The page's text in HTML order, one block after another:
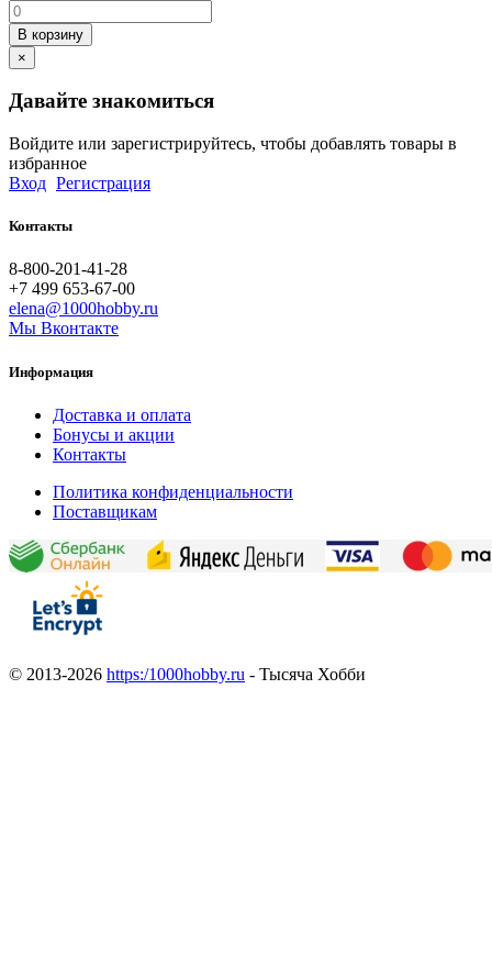
В корзину
×
Давайте знакомиться
Войдите или зарегистрируйтесь, чтобы добавлять товары в
избранное
Вход Регистрация
Контакты
8-800-201-41-28
+7 499 653-67-00
elena@1000hobby.ru
Мы Вконтакте
Информация
Доставка и оплата
Бонусы и акции
Контакты
Политика конфиденциальности
Поставщикам
© 2013-2026 https:/1000hobby.ru - Тысяча Хобби